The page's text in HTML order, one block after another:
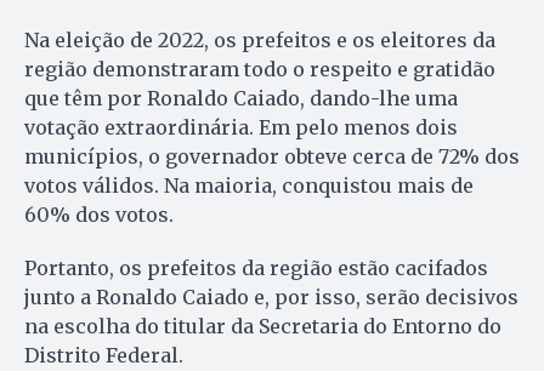
Na eleição de 2022, os prefeitos e os eleitores da
região demonstraram todo o respeito e gratidão
que têm por Ronaldo Caiado, dando-lhe uma
votação extraordinária. Em pelo menos dois
municípios, o governador obteve cerca de 72% dos
votos válidos. Na maioria, conquistou mais de
60% dos votos.
Portanto, os prefeitos da região estão cacifados
junto a Ronaldo Caiado e, por isso, serão decisivos
na escolha do titular da Secretaria do Entorno do
Distrito Federal.